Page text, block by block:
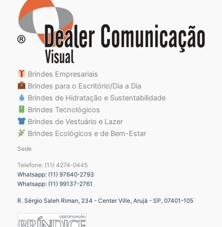
Brindes Empresariais
Brindes para o Escritório/Dia a Dia
Brindes de Hidratação e Sustentabilidade
Brindes Tecnológicos
Brindes de Vestuário e Lazer
Brindes Ecológicos e de Bem-Estar
Sede
Telefone: (11) 4274-0445
Whatsapp: (11) 97640-2793
Whatsapp: (11) 99137-2761
R. Sérgio Saleh Riman, 234 - Center Ville, Arujá - SP, 07401-105